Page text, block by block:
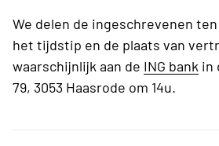
We delen de ingeschrevenen
het tijdstip en de plaats van
waarschijnlijk aan de ING bank in
79, 3053 Haasrode om 14u.